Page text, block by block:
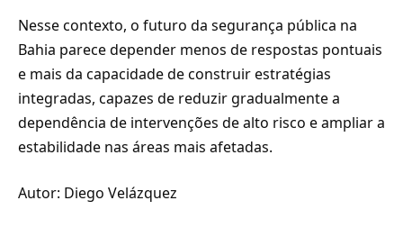
Nesse contexto, o futuro da segurança pública na
Bahia parece depender menos de respostas pontuais
e mais da capacidade de construir estratégias
integradas, capazes de reduzir gradualmente a
dependência de intervenções de alto risco e ampliar a
estabilidade nas áreas mais afetadas.
Autor: Diego Velázquez